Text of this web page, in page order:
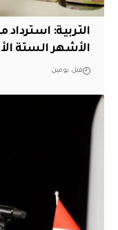
التربية: استرداد
الأشهر الستة
قبل يومين